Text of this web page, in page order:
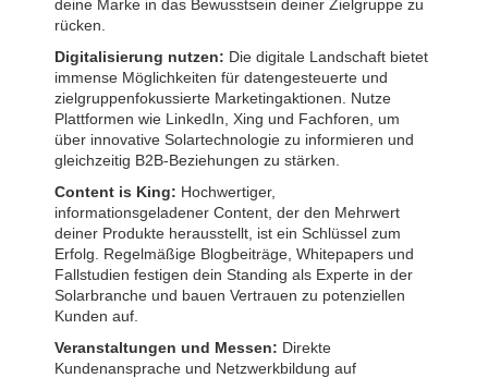
deine Marke in das Bewusstsein deiner Zielgruppe zu
rücken.
Digitalisierung nutzen: Die digitale Landschaft bietet
immense Möglichkeiten für datengesteuerte und
zielgruppenfokussierte Marketingaktionen. Nutze
Plattformen wie LinkedIn, Xing und Fachforen, um
über innovative Solartechnologie zu informieren und
gleichzeitig B2B-Beziehungen zu stärken.
Content is King: Hochwertiger,
informationsgeladener Content, der den Mehrwert
deiner Produkte herausstellt, ist ein Schlüssel zum
Erfolg. Regelmäßige Blogbeiträge, Whitepapers und
Fallstudien festigen dein Standing als Experte in der
Solarbranche und bauen Vertrauen zu potenziellen
Kunden auf.
Veranstaltungen und Messen: Direkte
Kundenansprache und Netzwerkbildung auf